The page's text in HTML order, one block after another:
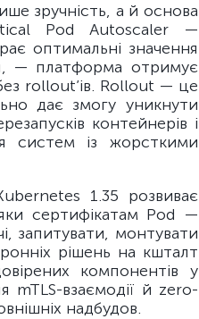
зручність, а й основа
Pod Autoscaler —
оптимальні значення
— платформа отримує
rollout’ів. Rollout — це
дає змогу уникнути
контейнерів і
систем із жорсткими
1.35 розвиває
сертифікатам Pod —
запитувати, монтувати
рішень на кшталт
компонентів у
взаємодії й zero-
надбудов.